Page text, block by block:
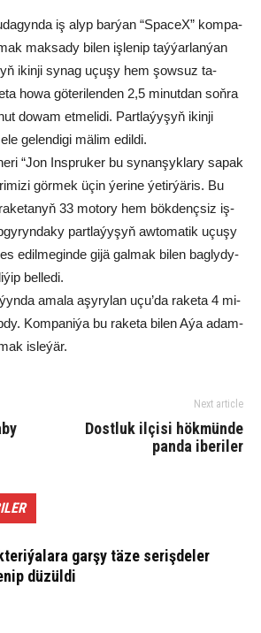
iş alyp bar­ýan “SpaceX” kom­pa­
mak­sa­dy bi­len iş­le­nip taý­ýar­lan­ýan
ikin­ji sy­nag uçu­şy hem şow­suz ta­
ho­wa gö­te­ri­len­den 2,5 mi­nut­dan soň­ra
do­wam et­me­li­di. Part­la­ýy­şyň ikin­ji
ge­len­di­gi mä­lim edil­di.
“Jon Insp­ru­ker bu sy­nan­şyk­la­ry sa­pak
gör­mek üçin ýe­ri­ne ýe­tir­ýä­ris. Bu
33 mo­to­ry hem bök­denç­siz iş­
part­la­ýy­şyň aw­to­ma­tik uçu­şy
edil­me­gin­de gi­jä gal­mak bi­len bag­ly­dy­
bel­le­di.
ama­la aşy­ry­lan uçu’da ra­ke­ta 4 mi­
Kom­pa­ni­ýa bu ra­ke­ta bi­len Aýa adam­
is­le­ýär.
Next article
Dostluk ilçisi hökmünde
panda iberiler
garşy täze serişdeler
düzüldi